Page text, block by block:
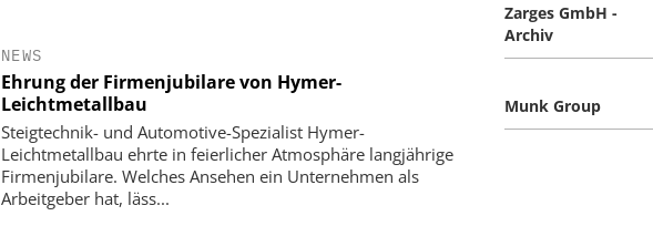
NEWS
Ehrung der Firmenjubilare von Hymer-
Leichtmetallbau
Steigtechnik- und Automotive-Spezialist Hymer-
Leichtmetallbau ehrte in feierlicher Atmosphäre langjährige
Firmenjubilare. Welches Ansehen ein Unternehmen als
Arbeitgeber hat, läss...
Zarges GmbH -
Archiv
Munk Group